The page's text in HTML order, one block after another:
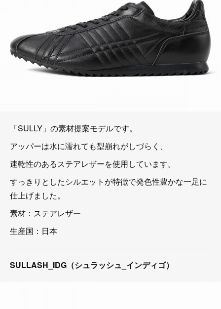
「SULLY」の素材提案モデルです。
アッパーは水に濡れても型崩れがしづらく、
速乾性のあるステアレザーを使用しています。
すっきりとしたシルエットが特徴で発色性豊かな一足に
仕上げました。
素材：ステアレザー
生産国：日本
SULLASH_IDG（シュラッシュ_インディゴ）